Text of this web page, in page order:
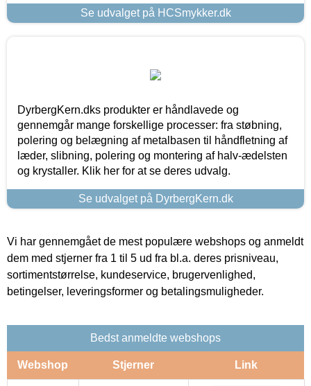
Se udvalget på HCSmykker.dk
DyrbergKern.dks produkter er håndlavede og
gennemgår mange forskellige processer: fra støbning,
polering og belægning af metalbasen til håndfletning af
læder, slibning, polering og montering af halv-ædelsten
og krystaller. Klik her for at se deres udvalg.
Se udvalget på DyrbergKern.dk
Vi har gennemgået de mest populære webshops og anmeldt
dem med stjerner fra 1 til 5 ud fra bl.a. deres prisniveau,
sortimentstørrelse, kundeservice, brugervenlighed,
betingelser, leveringsformer og betalingsmuligheder.
Bedst anmeldte webshops
Webshop Stjerner Link